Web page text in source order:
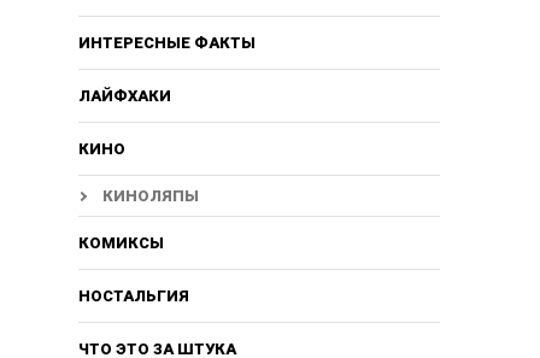
ИНТЕРЕСНЫЕ ФАКТЫ
ЛАЙФХАКИ
КИНО
КИНОЛЯПЫ
КОМИКСЫ
НОСТАЛЬГИЯ
ЧТО ЭТО ЗА ШТУКА